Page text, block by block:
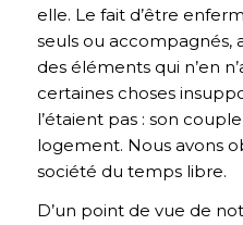
elle. Le fait d’être
seuls ou accompagnés,
des éléments qui n’en
certaines choses
l’étaient pas : son
logement. Nous avons
société du temps libre.
D’un point de vue de